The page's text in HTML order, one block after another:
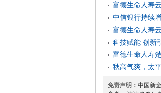
富德生命人寿
中信银行持续
08-31
富德生命人寿
科技赋能 创新
2020-09-26
富德生命人寿
秋高气爽，太
免责声明： 中国新